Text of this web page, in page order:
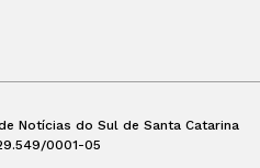
Notícias do Sul de Santa Catarina
0001-05